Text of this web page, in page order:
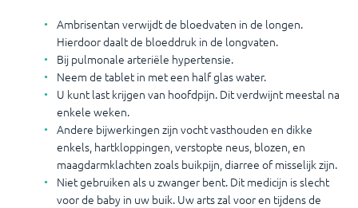
Ambrisentan verwijdt de bloedvaten in de longen.
Hierdoor daalt de bloeddruk in de longvaten.
Bij pulmonale arteriële hypertensie.
Neem de tablet in met een half glas water.
U kunt last krijgen van hoofdpijn. Dit verdwijnt meestal na
enkele weken.
Andere bijwerkingen zijn vocht vasthouden en dikke
enkels, hartkloppingen, verstopte neus, blozen, en
maagdarmklachten zoals buikpijn, diarree of misselijk zijn.
Niet gebruiken als u zwanger bent. Dit medicijn is slecht
voor de baby in uw buik. Uw arts zal voor en tijdens de